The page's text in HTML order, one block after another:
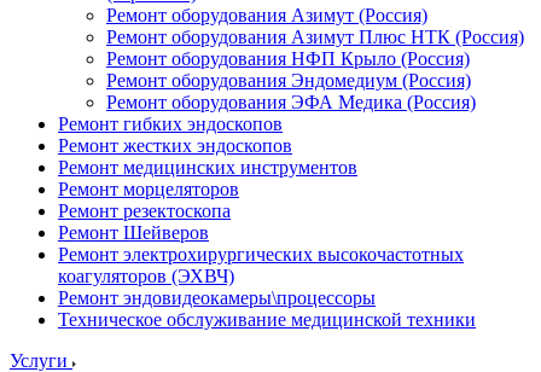
Ремонт оборудования Азимут (Россия)
Ремонт оборудования Азимут Плюс НТК (Россия)
Ремонт оборудования НФП Крыло (Россия)
Ремонт оборудования Эндомедиум (Россия)
Ремонт оборудования ЭФА Медика (Россия)
Ремонт гибких эндоскопов
Ремонт жестких эндоскопов
Ремонт медицинских инструментов
Ремонт морцеляторов
Ремонт резектоскопа
Ремонт Шейверов
Ремонт электрохирургических высокочастотных
коагуляторов (ЭХВЧ)
Ремонт эндовидеокамеры\процессоры
Техническое обслуживание медицинской техники
Услуги